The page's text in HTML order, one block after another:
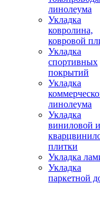
линолеума
Укладка
ковролина,
ковровой
Укладка
спортивных
покрытий
Укладка
линолеума
Укладка
виниловой и
плитки
Укладка
Укладка
паркетной